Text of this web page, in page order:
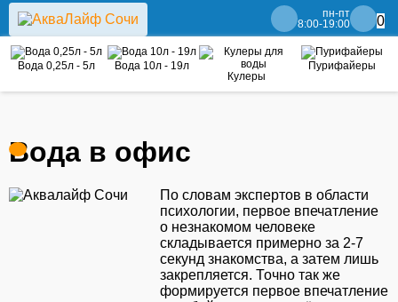
пн-пт
8:00-19:00
0
Вода 0,25л - 5л
Вода 10л - 19л
Кулеры
Пурифайеры
Вода в офис
По словам экспертов в области
психологии, первое впечатление
о незнакомом человеке
складывается примерно за 2-7
секунд знакомства, а затем лишь
закрепляется. Точно так же
формируется первое впечатление